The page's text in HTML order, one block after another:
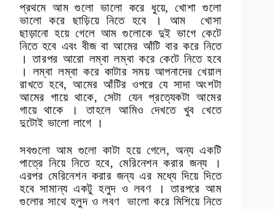
প্রথমে আম গুলো ভালো করে ধুয়ে, খোশা গুলো
ভালো করে ছাড়িয়ে নিতে হবে । আম
খোসা
ছাড়ানো হয়ে গেলে আম গুলোকে দুই ভাগে কেটে
নিতে হবে এবং বীজ বা আমের আঁটি বার করে নিতে
। তারপর আরো লম্বা লম্বা করে কেটে নিতে হবে
। লম্বা লম্বা করে কাটার সময় আপনাদের খেয়াল
রাখতে হবে, আমের আঁটির ওপরে যে সাদা অংশটা
আমের গায়ে থাকে, সেটা যেন প্রত্যেকটা আমের
গায়ে থাকে । তাহলে আমিও দেখতে খুব খেতে
দুটোই ভালো লাগে ।
সবগুলো আম গুলো কাটা হয়ে গেলে, অন্য একটি
পাত্রে নিয়ে নিতে হবে, মেরিনেশন করার জন্য ।
এরপর মেরিনেশন করার জন্য এর মধ্যে দিয়ে দিতে
হবে সামান্য একটু হলুদ ও লবণ । তারপরে আম
গুলোর সাথে হলুদ ও লবণ ভালো করে মিশিয়ে নিতে